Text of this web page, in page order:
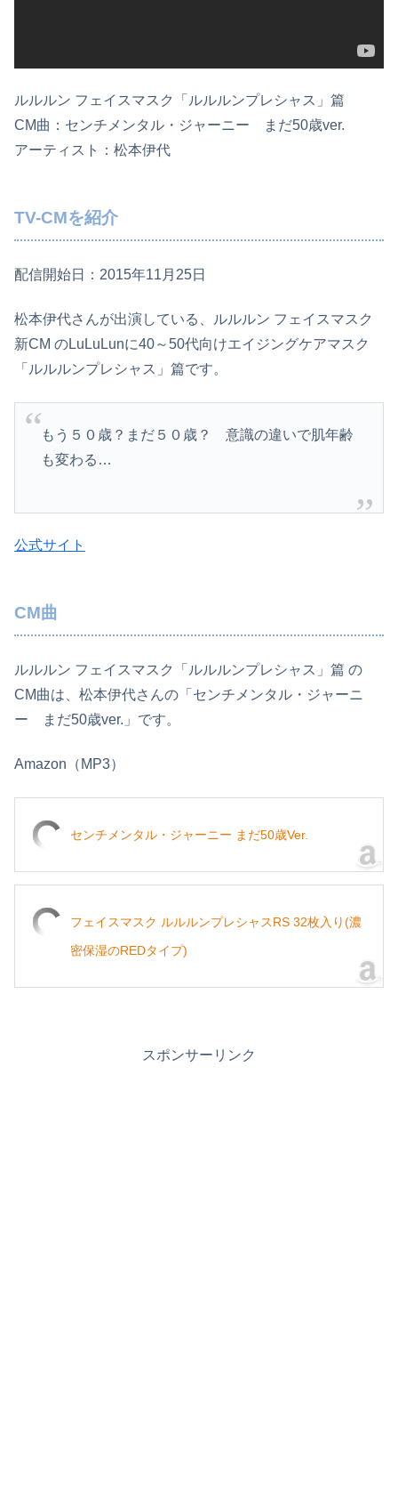
ルルルン フェイスマスク「ルルルンプレシャス」篇
CM曲：センチメンタル・ジャーニー まだ50歳ver.
アーティスト：松本伊代
TV-CMを紹介
配信開始日：2015年11月25日
松本伊代さんが出演している、ルルルン フェイスマスク
新CM のLuLuLunに40～50代向けエイジングケアマスク
「ルルルンプレシャス」篇です。
もう５０歳？まだ５０歳？ 意識の違いで肌年齢
も変わる…
公式サイト
CM曲
ルルルン フェイスマスク「ルルルンプレシャス」篇 の
CM曲は、松本伊代さんの「センチメンタル・ジャーニ
ー まだ50歳ver.」です。
Amazon（MP3）
センチメンタル・ジャーニー まだ50歳Ver.
フェイスマスク ルルルンプレシャスRS 32枚入り(濃
密保湿のREDタイプ)
スポンサーリンク